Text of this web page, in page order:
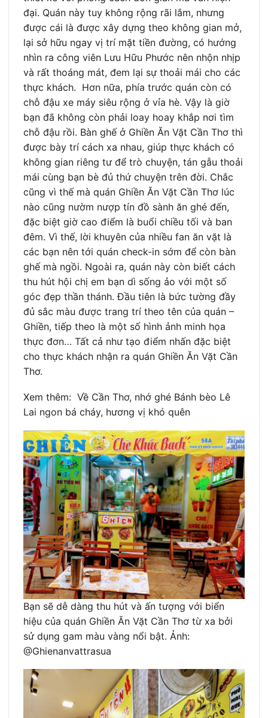
đại. Quán này tuy không rộng rãi lắm, nhưng
được cái là được xây dựng theo không gian mở,
lại sở hữu ngay vị trí mặt tiền đường, có hướng
nhìn ra công viên Lưu Hữu Phước nên nhộn nhịp
và rất thoáng mát, đem lại sự thoải mái cho các
thực khách. Hơn nữa, phía trước quán còn có
chỗ đậu xe máy siêu rộng ở vỉa hè. Vậy là giờ
bạn đã không còn phải loay hoay khắp nơi tìm
chỗ đậu rồi. Bàn ghế ở Ghiền Ăn Vặt Cần Thơ thì
được bày trí cách xa nhau, giúp thực khách có
không gian riêng tư để trò chuyện, tán gẫu thoải
mái cùng bạn bè đủ thứ chuyện trên đời. Chắc
cũng vì thế mà quán Ghiền Ăn Vặt Cần Thơ lúc
nào cũng nườm nượp tín đồ sành ăn ghé đến,
đặc biệt giờ cao điểm là buổi chiều tối và ban
đêm. Vì thế, lời khuyên của nhiều fan ăn vặt là
các bạn nên tới quán check-in sớm để còn bàn
ghế mà ngồi. Ngoài ra, quán này còn biết cách
thu hút hội chị em bạn dì sống ảo với một số
góc đẹp thần thánh. Đầu tiên là bức tường đầy
đủ sắc màu được trang trí theo tên của quán –
Ghiền, tiếp theo là một số hình ảnh minh họa
thực đơn… Tất cả như tạo điểm nhấn đặc biệt
cho thực khách nhận ra quán Ghiền Ăn Vặt Cần
Thơ.
Xem thêm: Về Cần Thơ, nhớ ghé Bánh bèo Lê
Lai ngon bá cháy, hương vị khó quên
Bạn sẽ dễ dàng thu hút và ấn tượng với biển
hiệu của quán Ghiền Ăn Vặt Cần Thơ từ xa bởi
sử dụng gam màu vàng nổi bật. Ảnh:
@Ghienanvattrasua